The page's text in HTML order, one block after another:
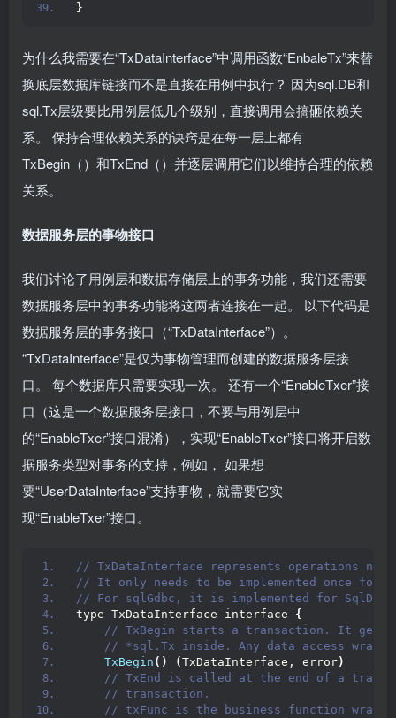
}
为什么我需要在“TxDataInterface”中调用函数“EnbaleTx”来替
换底层数据库链接而不是直接在用例中执行？ 因为sql.DB和
sql.Tx层级要比用例层低几个级别，直接调用会搞砸依赖关
系。 保持合理依赖关系的诀窍是在每一层上都有
TxBegin（）和TxEnd（）并逐层调用它们以维持合理的依赖
关系。
数据服务层的事物接口
我们讨论了用例层和数据存储层上的事务功能，我们还需要
数据服务层中的事务功能将这两者连接在一起。 以下代码是
数据服务层的事务接口（“TxDataInterface”）。
“TxDataInterface”是仅为事物管理而创建的数据服务层接
口。 每个数据库只需要实现一次。 还有一个“EnableTxer”接
口（这是一个数据服务层接口，不要与用例层中
的“EnableTxer”接口混淆），实现“EnableTxer”接口将开启数
据服务类型对事务的支持，例如， 如果想
要“UserDataInterface”支持事物，就需要它实
现“EnableTxer”接口。
// TxDataInterface represents operations
// It only needs to be implemented once for
// For sqlGdbc, it is implemented for
type TxDataInterface interface {
// TxBegin starts a transaction. It gets a
// *sql.Tx inside. Any data access
TxBegin () (TxDataInterface, error)
// TxEnd is called at the end of a
// transaction.
// txFunc is the business function